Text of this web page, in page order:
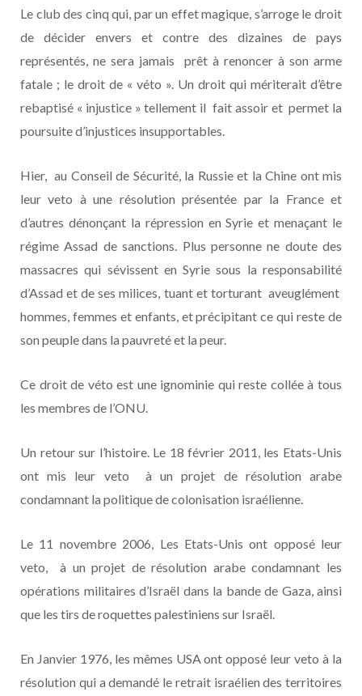
Le club des cinq qui, par un effet magique, s’arroge le droit
de décider envers et contre des dizaines de pays
représentés, ne sera jamais prêt à renoncer à son arme
fatale ; le droit de « véto ». Un droit qui mériterait d’être
rebaptisé « injustice » tellement il fait assoir et permet la
poursuite d’injustices insupportables.
Hier, au Conseil de Sécurité, la Russie et la Chine ont mis
leur veto à une résolution présentée par la France et
d’autres dénonçant la répression en Syrie et menaçant le
régime Assad de sanctions. Plus personne ne doute des
massacres qui sévissent en Syrie sous la responsabilité
d’Assad et de ses milices, tuant et torturant aveuglément
hommes, femmes et enfants, et précipitant ce qui reste de
son peuple dans la pauvreté et la peur.
Ce droit de véto est une ignominie qui reste collée à tous
les membres de l’ONU.
Un retour sur l’histoire. Le 18 février 2011, les Etats-Unis
ont mis leur veto à un projet de résolution arabe
condamnant la politique de colonisation israélienne.
Le 11 novembre 2006, Les Etats-Unis ont opposé leur
veto, à un projet de résolution arabe condamnant les
opérations militaires d’Israël dans la bande de Gaza, ainsi
que les tirs de roquettes palestiniens sur Israël.
En Janvier 1976, les mêmes USA ont opposé leur veto à la
résolution qui a demandé le retrait israélien des territoires